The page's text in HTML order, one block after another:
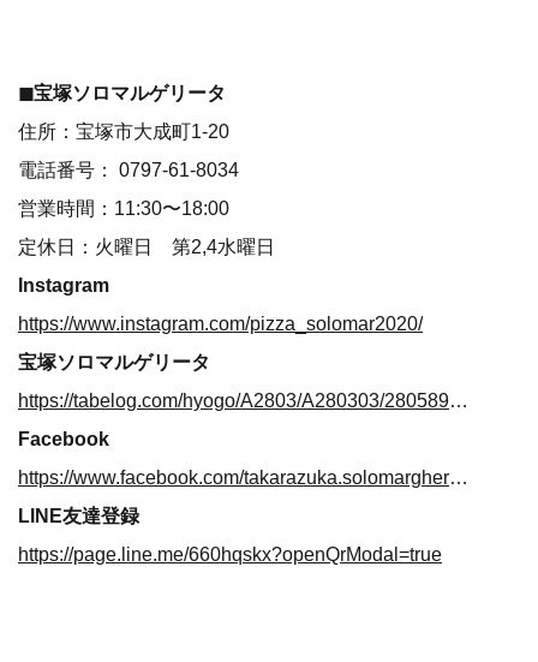
◼︎宝塚ソロマルゲリータ
住所：宝塚市大成町1-20
電話番号： 0797-61-8034
営業時間：11:30〜18:00
定休日：火曜日 第2,4水曜日
Instagram
https://www.instagram.com/pizza_solomar2020/
宝塚ソロマルゲリータ
https://tabelog.com/hyogo/A2803/A280303/28058947/
Facebook
https://www.facebook.com/takarazuka.solomargherita/
LINE友達登録
https://page.line.me/660hqskx?openQrModal=true